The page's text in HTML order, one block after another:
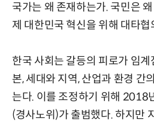
국가는 왜 존재하는가. 국민은
제 대한민국 혁신을 위해 대타협
한국 사회는 갈등의 피로가 임
본, 세대와 지역, 산업과 환경 간
는다. 이를 조정하기 위해 2018
(경사노위)가 출범했다. 하지만